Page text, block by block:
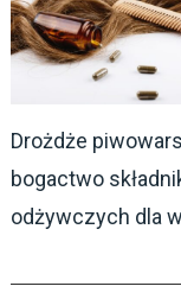
Drożdże
bogactwo
odżywczych dla